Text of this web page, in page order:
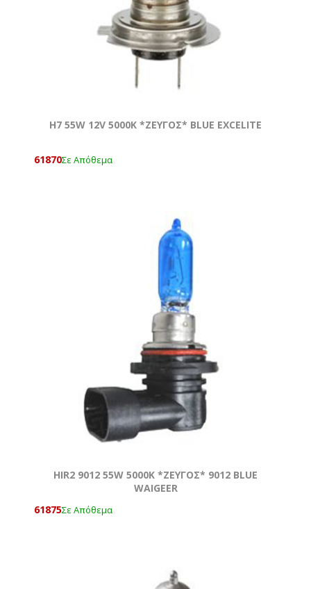
H7 55W 12V 5000Κ *ZEYΓOΣ* BLUE EXCELITE
61870Σε Απόθεμα
ΗΙR2 9012 55W 5000Κ *ZEYΓOΣ* 9012 BLUE
WAIGEER
61875Σε Απόθεμα